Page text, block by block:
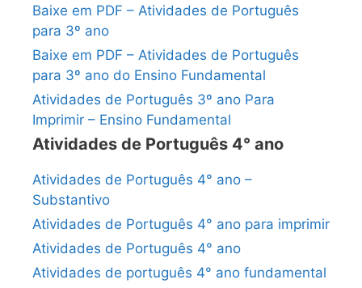
Baixe em PDF – Atividades de Português
para 3º ano
Baixe em PDF – Atividades de Português
para 3º ano do Ensino Fundamental
Atividades de Português 3º ano Para
Imprimir – Ensino Fundamental
Atividades de Português 4° ano
Atividades de Português 4° ano –
Substantivo
Atividades de Português 4° ano para imprimir
Atividades de Português 4° ano
Atividades de português 4° ano fundamental